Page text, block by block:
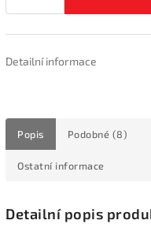
Detailní informace
Popis Podobné (8)
Ostatní informace
Detailní popis